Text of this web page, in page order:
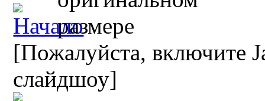
[Пожалуйста, включите
слайдшоу]